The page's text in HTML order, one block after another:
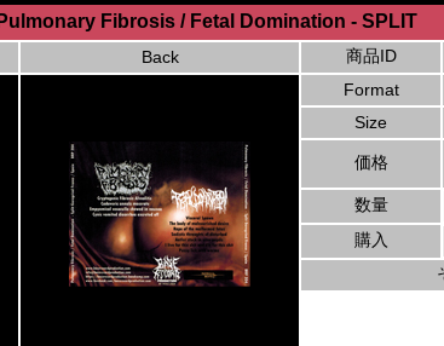
Pulmonary Fibrosis / Fetal Domination - SPLIT
Back 商品ID
Format
Size
価格
数量
購入